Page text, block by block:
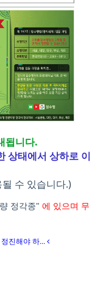
됩니다.
태에서 상하로 이
수 있습니다.)
정각종" 에 있으며 무
진해야 하...